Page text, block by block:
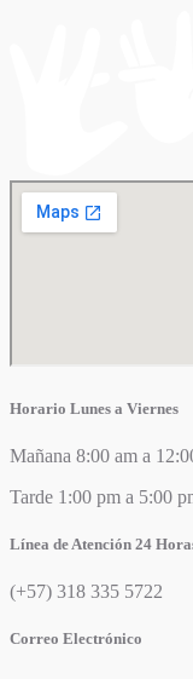
Horario Lunes a Viernes
Mañana 8:00 am a
Tarde 1:00 pm a 5:00
Línea de Atención 24
(+57) 318 335 5722
Correo Electrónico